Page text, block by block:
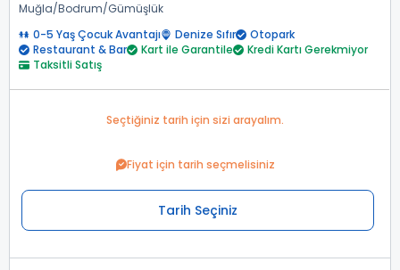
Muğla Bodrum Gümüşlük
0-5 Yaş Çocuk Avantajı
Denize Sıfır
Otopark
Restaurant & Bar
Kart ile Garantile
Kredi Kartı Gerekmiyor
Taksitli Satış
Seçtiğiniz tarih için sizi arayalım.
Fiyat için tarih seçmelisiniz
Tarih Seçiniz